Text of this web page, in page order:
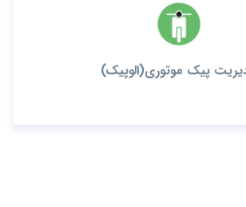
پیک موتوری(الوپیک)